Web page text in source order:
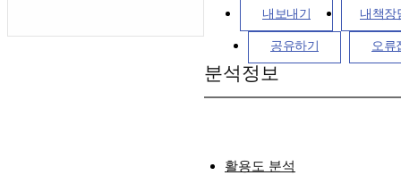
내보내기 내책장
공유하기 오류
분석정보
활용도 분석